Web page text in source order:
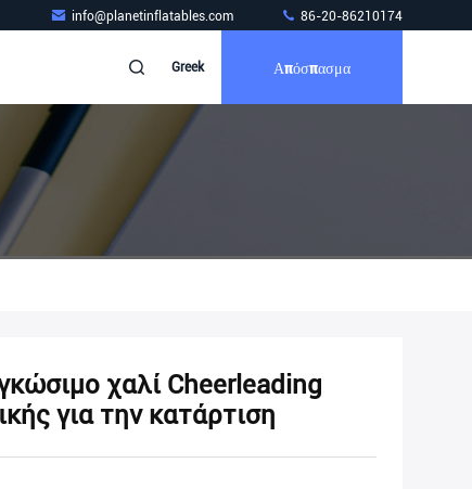
info@planetinflatables.com 86-20-86210174
Greek Απόσπασμα
χαλί Cheerleading
για την κατάρτιση